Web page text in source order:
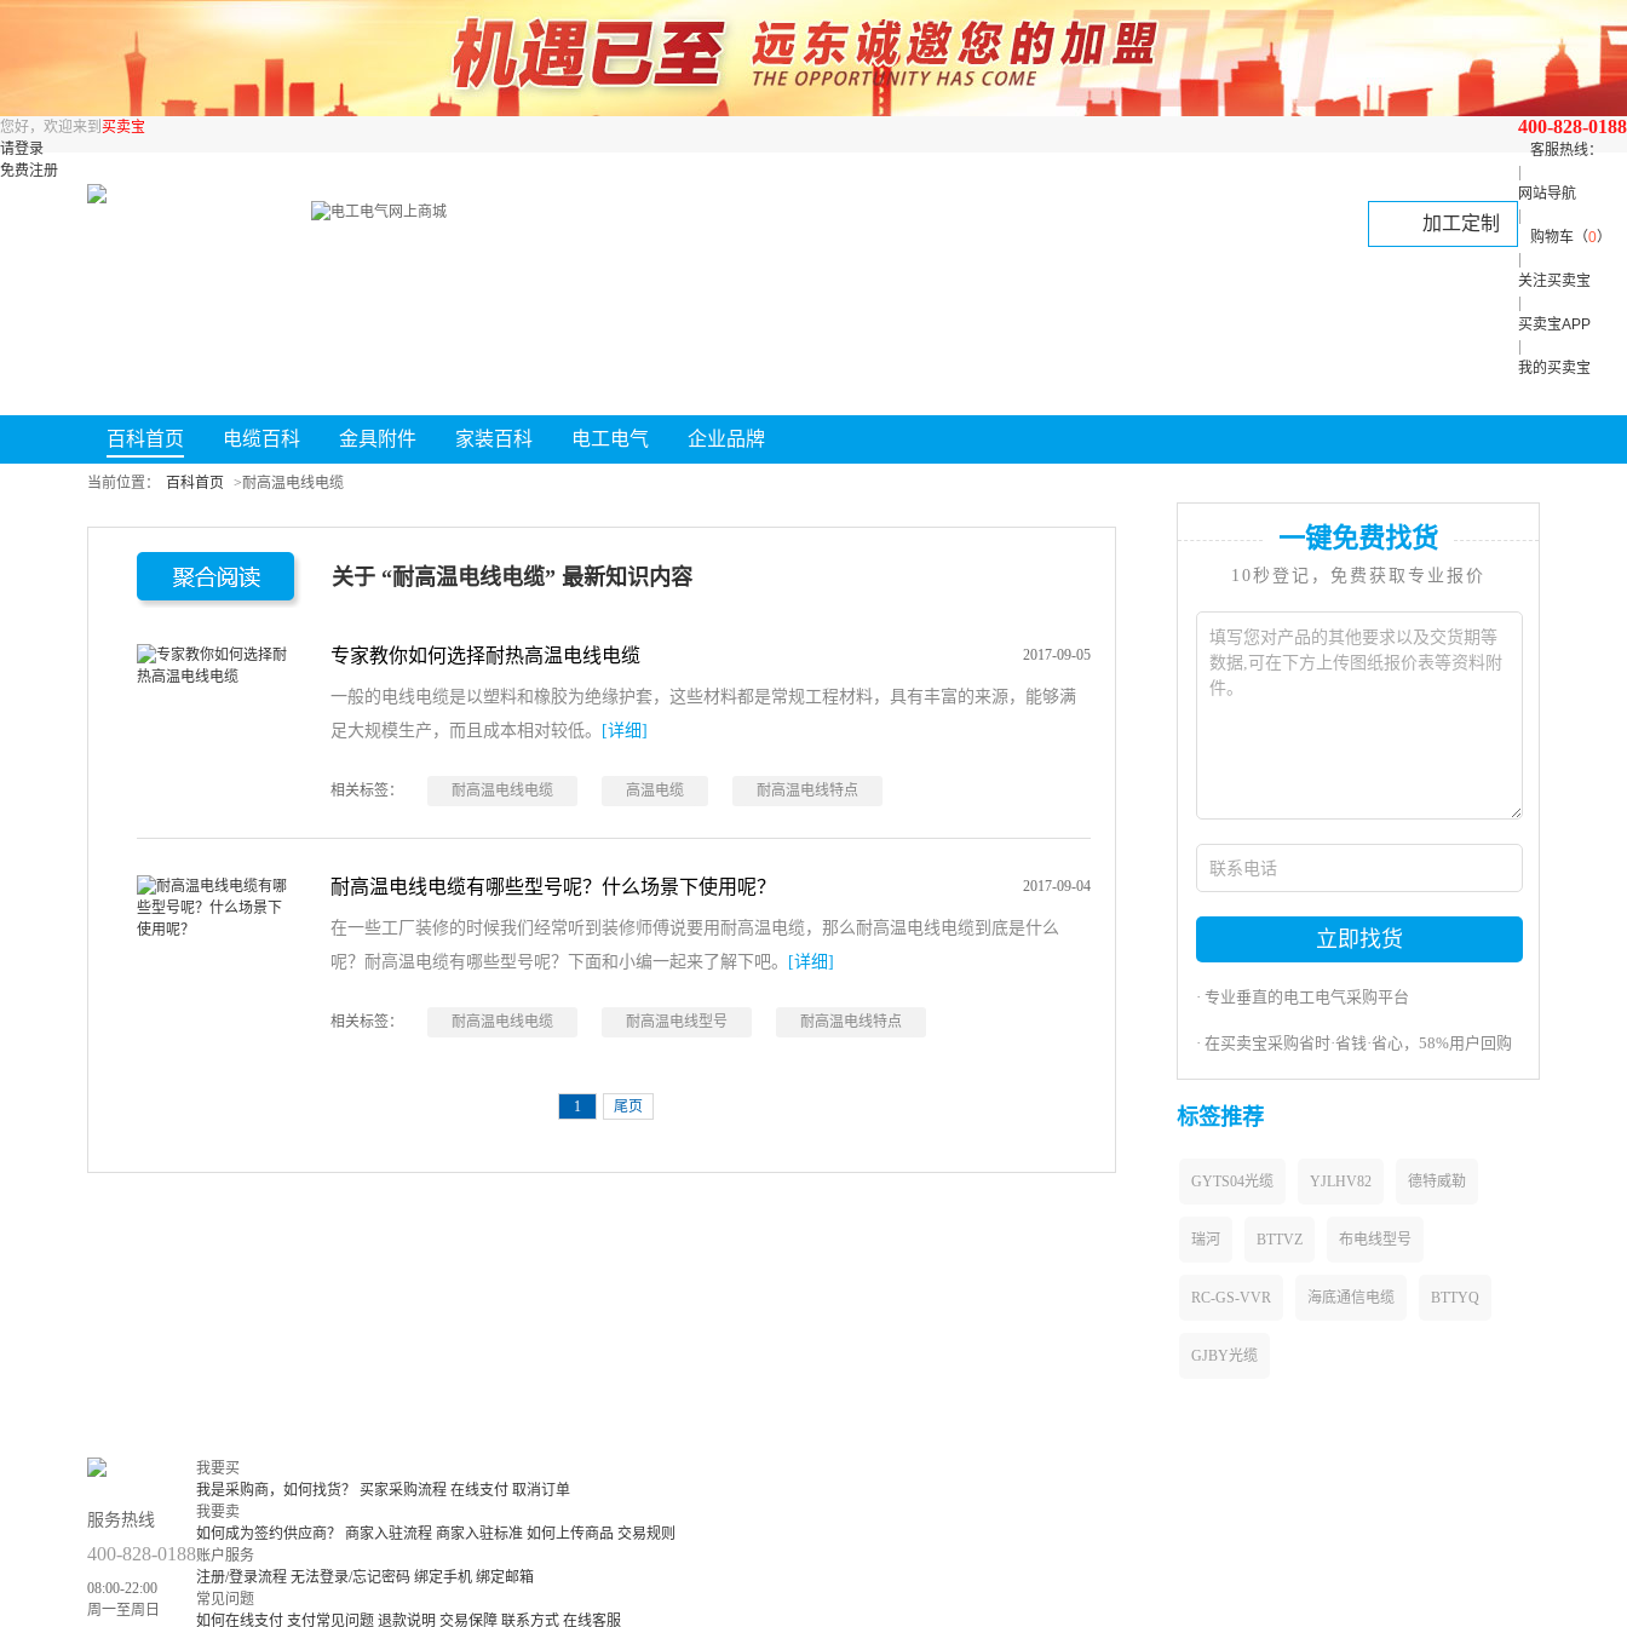
400-828-0188
客服热线：
网站导航
购物车（0）
关注买卖宝
买卖宝APP
我的买卖宝
您好，欢迎来到 买卖宝
请登录
免费注册
加工定制
百科首页 电缆百科 金具附件 家装百科 电工电气 企业品牌
当前位置： 百科首页 >耐高温电线电缆
关于 “耐高温电线电缆” 最新知识内容
专家教你如何选择耐热高温电线电缆 2017-09-05
一般的电线电缆是以塑料和橡胶为绝缘护套，这些材料都是常规工程材料，具有丰富的来源，能够满
足大规模生产，而且成本相对较低。
[详细]
相关标签： 耐高温电线电缆 高温电缆 耐高温电线特点
耐高温电线电缆有哪些型号呢？什么场景下使用呢？ 2017-09-04
在一些工厂装修的时候我们经常听到装修师傅说要用耐高温电缆，那么耐高温电线电缆到底是什么
呢？耐高温电缆有哪些型号呢？下面和小编一起来了解下吧。
[详细]
相关标签： 耐高温电线电缆 耐高温电线型号 耐高温电线特点
1 尾页
一键免费找货
10秒登记，免费获取专业报价
立即找货
· 专业垂直的电工电气采购平台
· 在买卖宝采购省时·省钱·省心，58%用户回购
标签推荐
GYTS04光缆 YJLHV82 德特威勒
瑞河 BTTVZ 布电线型号
RC-GS-VVR 海底通信电缆 BTTYQ
GJBY光缆
服务热线
400-828-0188
08:00-22:00
周一至周日
我要买
我是采购商，如何找货？
买家采购流程 在线支付 取消订单
我要卖
如何成为签约供应商？
商家入驻流程 商家入驻标准 如何上传商品 交易规则
账户服务
注册/登录流程 无法登录/忘记密码 绑定手机 绑定邮箱
常见问题
如何在线支付 支付常见问题 退款说明 交易保障 联系方式 在线客服